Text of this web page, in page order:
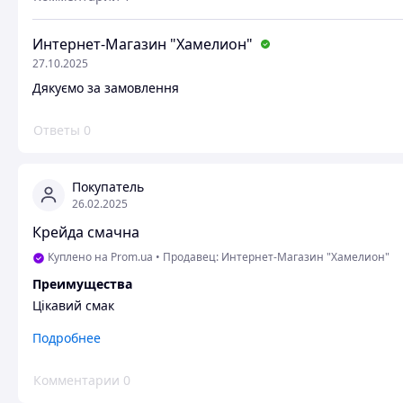
Интернет-Магазин "Хамелион"
27.10.2025
Дякуємо за замовлення
Ответы 0
Покупатель
26.02.2025
Крейда смачна
Куплено на Prom.ua • Продавец: Интернет-Магазин "Хамелион"
Преимущества
Цікавий смак
Недостатки
Подробнее
Комментарии 0